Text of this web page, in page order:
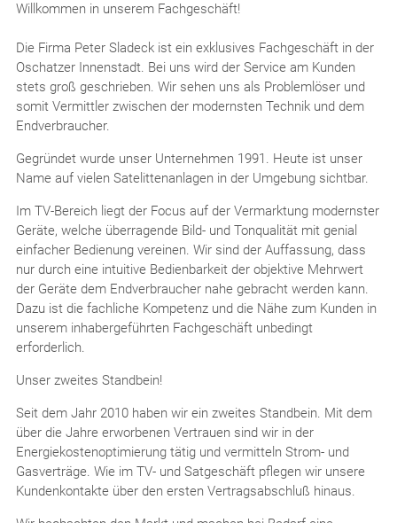
Willkommen in unserem Fachgeschäft!
Die Firma Peter Sladeck ist ein exklusives Fachgeschäft in der
Oschatzer Innenstadt. Bei uns wird der Service am Kunden
stets groß geschrieben. Wir sehen uns als Problemlöser und
somit Vermittler zwischen der modernsten Technik und dem
Endverbraucher.
Gegründet wurde unser Unternehmen 1991. Heute ist unser
Name auf vielen Satelittenanlagen in der Umgebung sichtbar.
Im TV-Bereich liegt der Focus auf der Vermarktung modernster
Geräte, welche überragende Bild- und Tonqualität mit genial
einfacher Bedienung vereinen. Wir sind der Auffassung, dass
nur durch eine intuitive Bedienbarkeit der objektive Mehrwert
der Geräte dem Endverbraucher nahe gebracht werden kann.
Dazu ist die fachliche Kompetenz und die Nähe zum Kunden in
unserem inhabergeführten Fachgeschäft unbedingt
erforderlich.
Unser zweites Standbein!
Seit dem Jahr 2010 haben wir ein zweites Standbein. Mit dem
über die Jahre erworbenen Vertrauen sind wir in der
Energiekostenoptimierung tätig und vermitteln Strom- und
Gasverträge. Wie im TV- und Satgeschäft pflegen wir unsere
Kundenkontakte über den ersten Vertragsabschluß hinaus.